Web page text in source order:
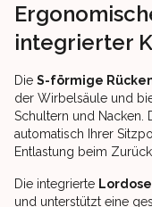
integrierter
Die S-förmige
der Wirbelsäule und
Schultern und Nacken.
automatisch Ihrer
Entlastung beim
Die integrierte
und unterstützt eine